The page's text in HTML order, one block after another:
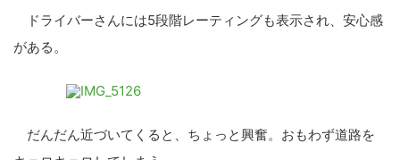
ドライバーさんには5段階レーティングも表示され、安心感
がある。
だんだん近づいてくると、ちょっと興奮。おもわず道路を